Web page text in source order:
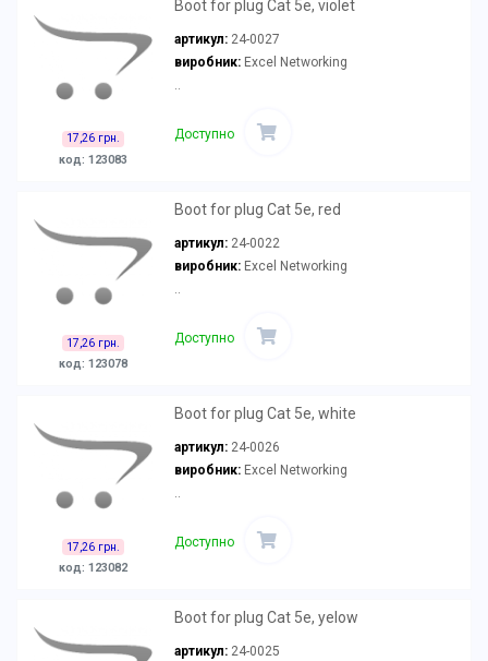
17,26 грн.
код: 123083
Boot for plug Cat 5e, violet
артикул: 24-0027
виробник:Excel Networking
Доступно
17,26 грн.
код: 123078
Boot for plug Cat 5e, red
артикул: 24-0022
виробник:Excel Networking
..
Доступно
17,26 грн.
код: 123082
Boot for plug Cat 5e, white
артикул: 24-0026
виробник:Excel Networking
..
Доступно
Boot for plug Cat 5e, yelow
артикул: 24-0025